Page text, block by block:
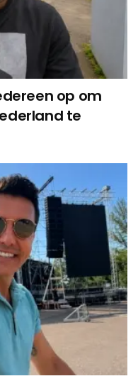
op om
te